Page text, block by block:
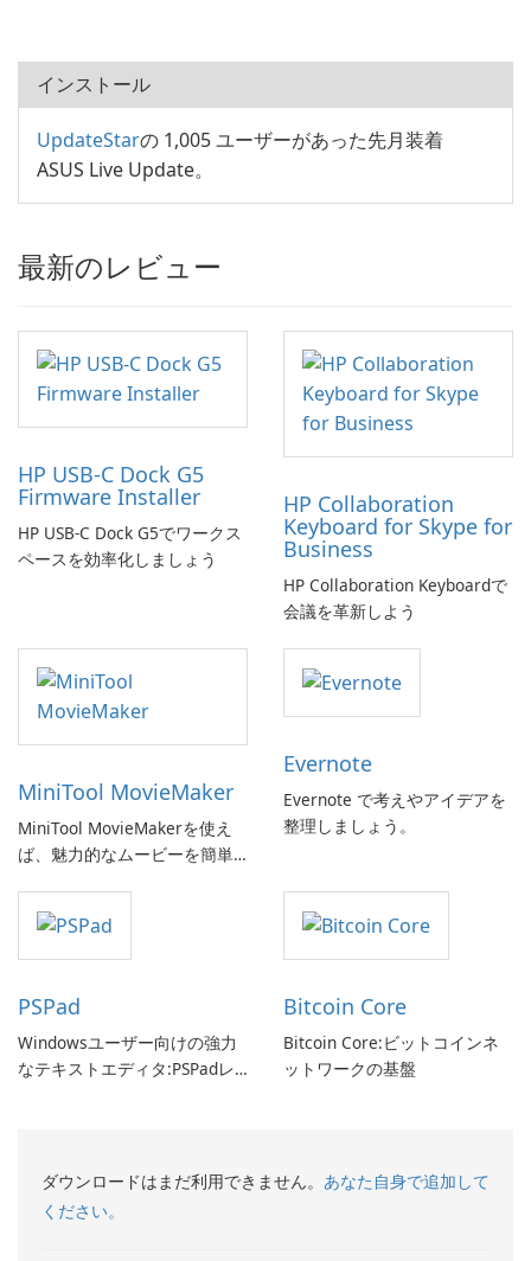
インストール
UpdateStarの 1,005 ユーザーがあった先月装着
ASUS Live Update。
最新のレビュー
HP USB-C Dock G5
Firmware Installer
HP USB-C Dock G5でワークス
ペースを効率化しましょう
HP Collaboration
Keyboard for Skype for
Business
HP Collaboration Keyboardで
会議を革新しよう
MiniTool MovieMaker
MiniTool MovieMakerを使え
ば、魅力的なムービーを簡単
Evernote
Evernote で考えやアイデアを
整理しましょう。
PSPad
Windowsユーザー向けの強力
なテキストエディタ:PSPadレ
Bitcoin Core
Bitcoin Core:ビットコインネ
ットワークの基盤
ダウンロードはまだ利用できません。 あなた自身で追加して
ください。